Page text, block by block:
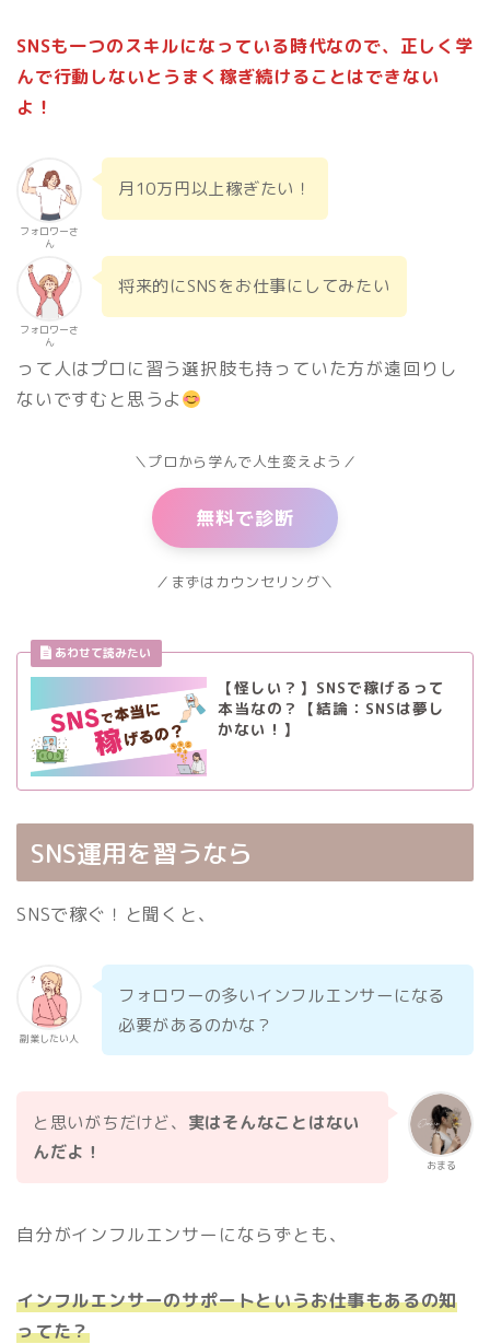
SNSも一つのスキルになっている時代なので、正しく学
んで行動しないとうまく稼ぎ続けることはできない
よ！
フォロワーさ
ん
月10万円以上稼ぎたい！
フォロワーさ
ん
将来的にSNSをお仕事にしてみたい
って人はプロに習う選択肢も持っていた方が遠回りし
ないですむと思うよ
＼プロから学んで人生変えよう／
無料で診断
／まずはカウンセリング＼
【怪しい？】SNSで稼げるって
本当なの？【結論：SNSは夢し
かない！】
SNS運用を習うなら
SNSで稼ぐ！と聞くと、
副業したい人
フォロワーの多いインフルエンサーになる
必要があるのかな？
おまる
と思いがちだけど、 実はそんなことはない
んだよ！
自分がインフルエンサーにならずとも、
インフルエンサーのサポートというお仕事もあるの知
ってた？